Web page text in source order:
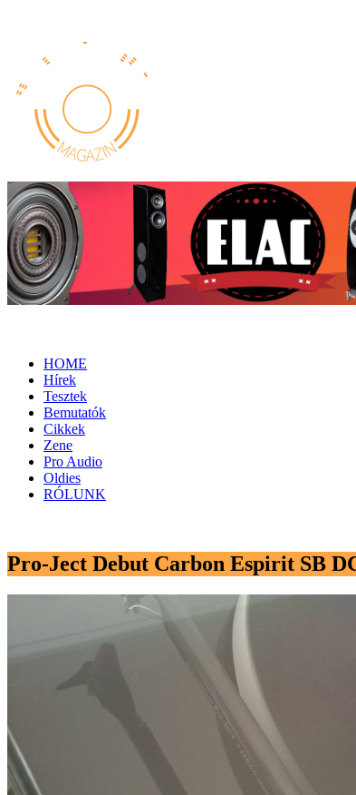
HOME
Hírek
Tesztek
Bemutatók
Cikkek
Zene
Pro Audio
Oldies
RÓLUNK
Pro-Ject Debut Carbon Espirit SB